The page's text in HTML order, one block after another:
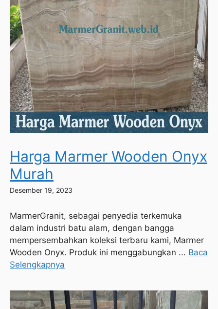
Harga Marmer Wooden Onyx
Murah
Desember 19, 2023
MarmerGranit, sebagai penyedia terkemuka
dalam industri batu alam, dengan bangga
mempersembahkan koleksi terbaru kami, Marmer
Wooden Onyx. Produk ini menggabungkan ... Baca
Selengkapnya